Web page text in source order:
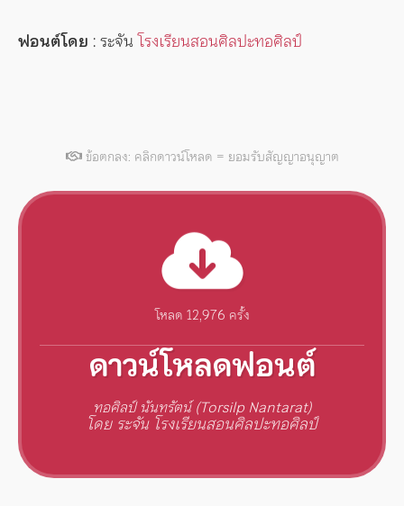
ฟอนต์โดย : ระจันโรงเรียนสอนศิลปะทอศิลป์
ข้อตกลง: คลิกดาวน์โหลด = ยอมรับสัญญาอนุญาต
โหลด 12,976 ครั้ง
ดาวน์โหลดฟอนต์
ทอศิลป์ นันทรัตน์ (Torsilp Nantarat)
โดย ระจัน โรงเรียนสอนศิลปะทอศิลป์